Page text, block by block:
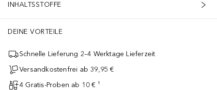
INHALTSSTOFFE
DEINE VORTEILE
Schnelle Lieferung 2–4 Werktage Lieferzeit
Versandkostenfrei ab 39,95 €
4 Gratis-Proben ab 10 € ¹